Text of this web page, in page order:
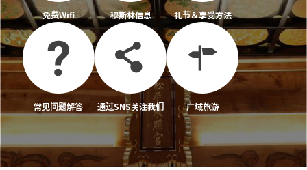
免费Wifi 穆斯林信息 礼节＆享受方法
常见问题解答 通过SNS关注我们 广域旅游